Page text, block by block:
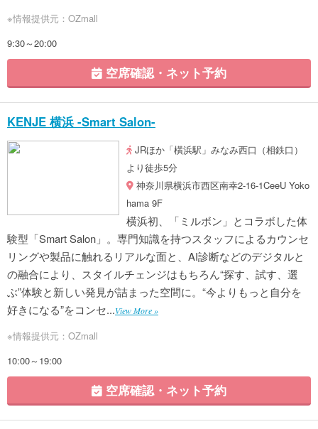
※情報提供元：OZmall
9:30～20:00
空席確認・ネット予約
KENJE 横浜 -Smart Salon-
JRほか「橫浜駅」みなみ西口（相鉄口）
より徒歩5分
神奈川県横浜市西区南幸2-16-1CeeU Yoko
hama 9F
横浜初、「ミルボン」とコラボした体
験型「Smart Salon」。専門知識を持つスタッフによるカウンセ
リングや製品に触れるリアルな面と、AI診断などのデジタルと
の融合により、スタイルチェンジはもちろん“探す、試す、選
ぶ”体験と新しい発見が詰まった空間に。“今よりもっと自分を
好きになる”をコンセ...View More »
※情報提供元：OZmall
10:00～19:00
空席確認・ネット予約